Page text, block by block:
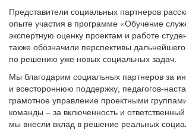
Представители социальных партнеров
опыте участия в программе «Обучение
экспертную оценку проектам и работе
также обозначили перспективы
по решению уже новых социальных задач.
Мы благодарим социальных партнеров за
и всестороннюю поддержку, педагогов-
грамотное управление проектными
команды – за включенность и
мы внесли вклад в решение реальных